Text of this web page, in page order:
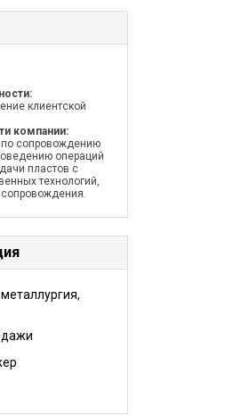
клиентской
компании:
сопровождению
операций
пластов с
технологий,